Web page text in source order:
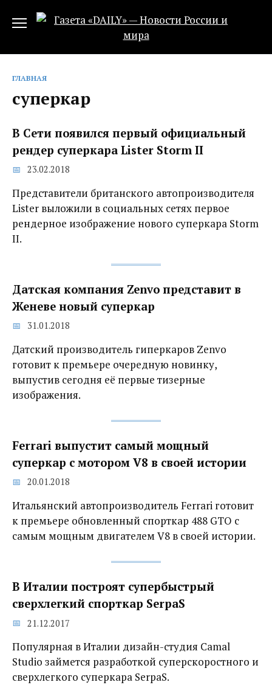
ГЛАВНАЯ
суперкар
В Сети появился первый официальный
рендер суперкара Lister Storm II‍
23.02.2018
Представители британского автопроизводителя
Lister выложили в социальных сетях первое
рендерное изображение нового суперкара Storm
II.
Датская компания Zenvo представит в
Женеве новый суперкар‍
31.01.2018
Датский производитель гиперкаров Zenvo
готовит к премьере очередную новинку,
выпустив сегодня её первые тизерные
изображения.
Ferrari выпустит самый мощный
суперкар с мотором V8 в своей истории
20.01.2018
Итальянский автопроизводитель Ferrari готовит
к премьере обновленный спорткар 488 GTO с
самым мощным двигателем V8 в своей истории.
В Италии построят супербыстрый
сверхлегкий спорткар SerpaS
21.12.2017
Популярная в Италии дизайн-студия Camal
Studio займется разработкой суперскоростного и
сверхлегкого суперкара SerpaS.